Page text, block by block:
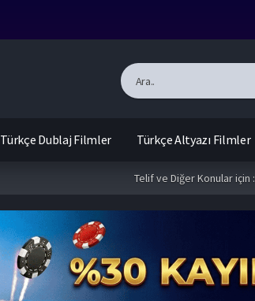
Türkçe Dublaj Filmler Türkçe Altyazı Filmler
Telif ve Diğer Konular için :